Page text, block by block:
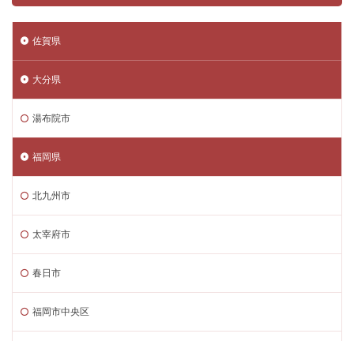
佐賀県
大分県
湯布院市
福岡県
北九州市
太宰府市
春日市
福岡市中央区